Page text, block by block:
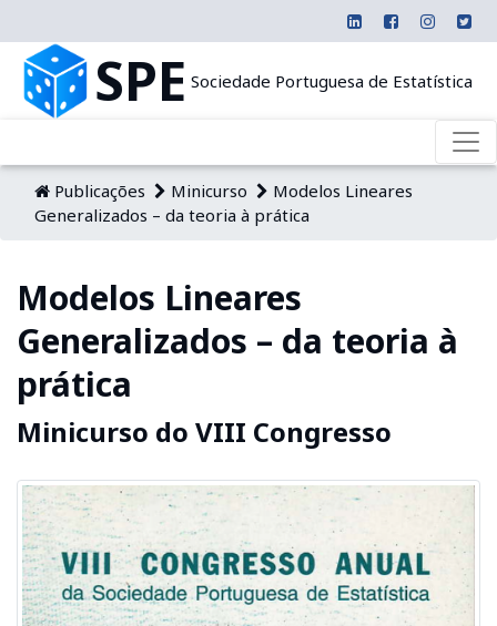
SPE Sociedade Portuguesa de Estatística
Publicações Minicurso
Modelos Lineares
Generalizados – da teoria à prática
Modelos Lineares
Generalizados – da teoria à
prática
Minicurso do VIII Congresso